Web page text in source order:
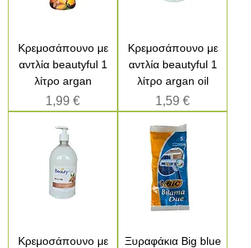
Κρεμοσάπουνο με
αντλία beautyful 1
λίτρο argan
Τιμή
1,99 €
Κρεμοσάπουνο με
αντλία beautyful 1
λίτρο argan oil
Τιμή
1,59 €
Κρεμοσάπουνο με
Ξυραφάκια Big blue